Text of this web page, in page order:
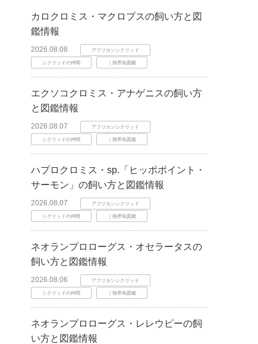
カロクロミス・マクロプスの飼い方と図
鑑情報
2026.08.08 アフリカンシクリッド
シクリッドの仲間 ｜熱帯魚図鑑
エクソコクロミス・アナゲニスの飼い方
と図鑑情報
2026.08.07 アフリカンシクリッド
シクリッドの仲間 ｜熱帯魚図鑑
ハプロクロミス・sp.「ヒッポポイント・
サーモン」の飼い方と図鑑情報
2026.08.07 アフリカンシクリッド
シクリッドの仲間 ｜熱帯魚図鑑
ネオランプロローグス・オセラータスの
飼い方と図鑑情報
2026.08.06 アフリカンシクリッド
シクリッドの仲間 ｜熱帯魚図鑑
ネオランプロローグス・レレウピーの飼
い方と図鑑情報